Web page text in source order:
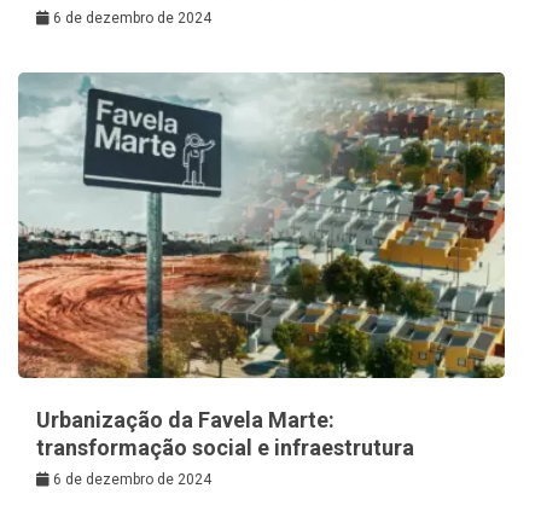
6 de dezembro de 2024
Urbanização da Favela Marte:
transformação social e infraestrutura
6 de dezembro de 2024